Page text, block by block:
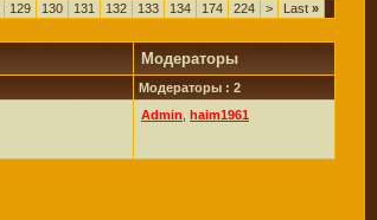
129 130 131 132 133 134 174 224 > Last »
Модераторы
Модераторы : 2
Admin haim1961